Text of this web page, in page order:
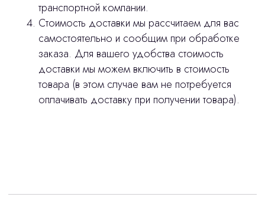
транспортной компании.
Стоимость доставки мы рассчитаем для вас
самостоятельно и сообщим при обработке
заказа. Для вашего удобства стоимость
доставки мы можем включить в стоимость
товара (в этом случае вам не потребуется
оплачивать доставку при получении товара).
Интересует лизинг?